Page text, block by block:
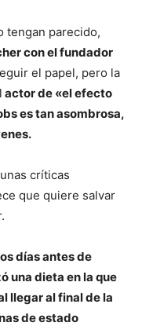
tengan parecido,
con el fundador
el papel, pero la
actor de «el efecto
es tan asombrosa,
críticas
que quiere salvar
días antes de
una dieta en la que
llegar al final de la
de estado